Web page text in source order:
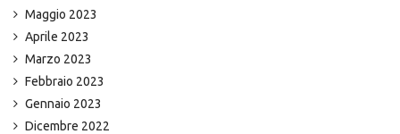
Maggio 2023
Aprile 2023
Marzo 2023
Febbraio 2023
Gennaio 2023
Dicembre 2022